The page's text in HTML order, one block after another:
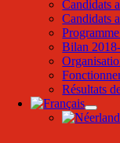
Candidats
Candidats
Bilan
Résultats